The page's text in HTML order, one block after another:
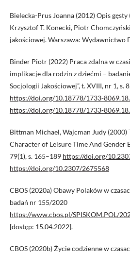
Bielecka-Prus Joanna (2012) Opis
Krzysztof T. Konecki, Piotr
jakościowej. Warszawa: Wydawnictwo
Binder Piotr (2022) Praca zdalna w
implikacje dla rodzin z dziećmi –
Socjologii Jakościowej”, t. XVIII, nr 1, s.
https://doi.org/10.18778/1733-
https://doi.org/10.18778/1733-
Bittman Michael, Wajcman Judy (2000)
Character of Leisure Time And Gender
79(1), s. 165–189 https://doi.org/
https://doi.org/10.2307/2675568
CBOS (2020a) Obawy Polaków w
badań nr 155/2020
https://www.cbos.pl/SPISKOM.POL/
[dostęp: 15.04.2022].
CBOS (2020b) Życie codzienne w